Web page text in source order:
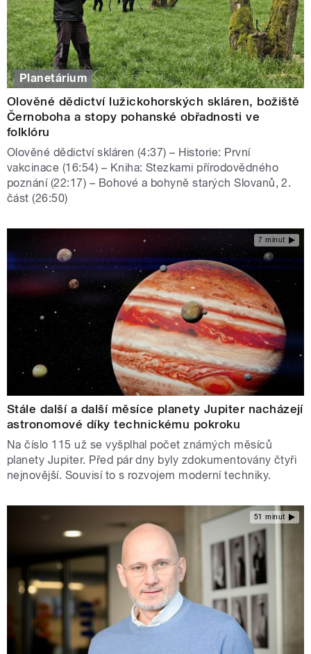
Planetárium
Olověné dědictví lužickohorských skláren, božiště
Černoboha a stopy pohanské obřadnosti ve
folklóru
Olověné dědictví skláren (4:37) – Historie: První
vakcinace (16:54) – Kniha: Stezkami přírodovědného
poznání (22:17) – Bohové a bohyně starých Slovanů, 2.
část (26:50)
7 minut
Stále další a další měsíce planety Jupiter nacházejí
astronomové díky technickému pokroku
Na číslo 115 už se vyšplhal počet známých měsíců
planety Jupiter. Před pár dny byly zdokumentovány čtyři
nejnovější. Souvisí to s rozvojem moderní techniky.
51 minut